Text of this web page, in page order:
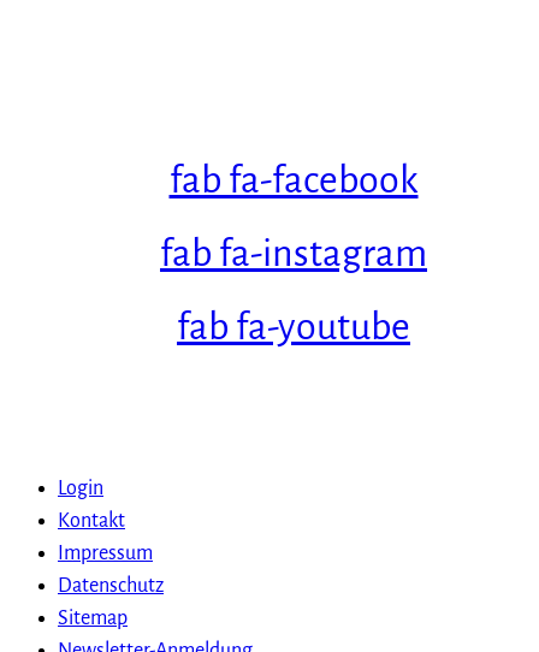
fab fa-facebook
fab fa-instagram
fab fa-youtube
Login
Kontakt
Impressum
Datenschutz
Sitemap